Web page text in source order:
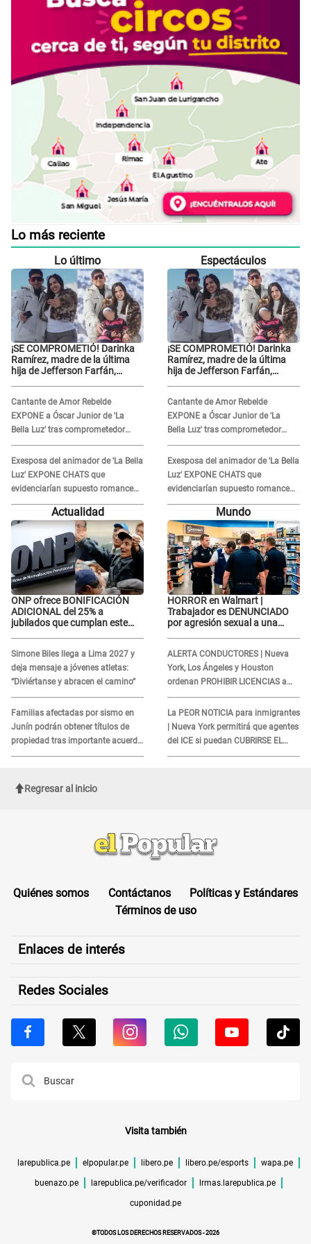
Lo más reciente
Lo último
¡SE COMPROMETIÓ! Darinka
Ramírez, madre de la última
hija de Jefferson Farfán,
Cantante de Amor Rebelde
EXPONE a Óscar Junior de 'La
Bella Luz' tras comprometedor
video y detalla DESAGRADABLE
momento: "Me hizo sentir
incómoda"
Exesposa del animador de 'La Bella
Luz' EXPONE CHATS que
evidenciarían supuesto romance
clandestino con Naldy Saldaña,
pese a tener pareja
Espectáculos
¡SE COMPROMETIÓ! Darinka
Ramírez, madre de la última
hija de Jefferson Farfán,
Cantante de Amor Rebelde
EXPONE a Óscar Junior de 'La
Bella Luz' tras comprometedor
video y detalla DESAGRADABLE
momento: "Me hizo sentir
incómoda"
Exesposa del animador de 'La Bella
Luz' EXPONE CHATS que
evidenciarían supuesto romance
clandestino con Naldy Saldaña,
pese a tener pareja
Actualidad
ONP ofrece BONIFICACIÓN
ADICIONAL del 25% a
jubilados que cumplan este
Simone Biles llega a Lima 2027 y
deja mensaje a jóvenes atletas:
“Diviértanse y abracen el camino”
Familias afectadas por sismo en
Junín podrán obtener títulos de
propiedad tras importante acuerdo
de Cofopri
Mundo
HORROR en Walmart |
Trabajador es DENUNCIADO
por agresión sexual a una
ALERTA CONDUCTORES | Nueva
York, Los Ángeles y Houston
ordenan PROHIBIR LICENCIAS a
quienes no presenten ESTE
DOCUMENTO
La PEOR NOTICIA para inmigrantes
| Nueva York permitirá que agentes
del ICE si puedan CUBRIRSE EL
ROSTRO
Regresar al inicio
Quiénes somos Contáctanos
Políticas y Estándares
Términos de uso
Enlaces de interés
Redes Sociales
Visita también
larepublica.pe elpopular.pe libero.pe libero.pe/esports wapa.pe
buenazo.pe larepublica.pe/verificador lrmas.larepublica.pe
cuponidad.pe
©TODOS LOS DERECHOS RESERVADOS -2026